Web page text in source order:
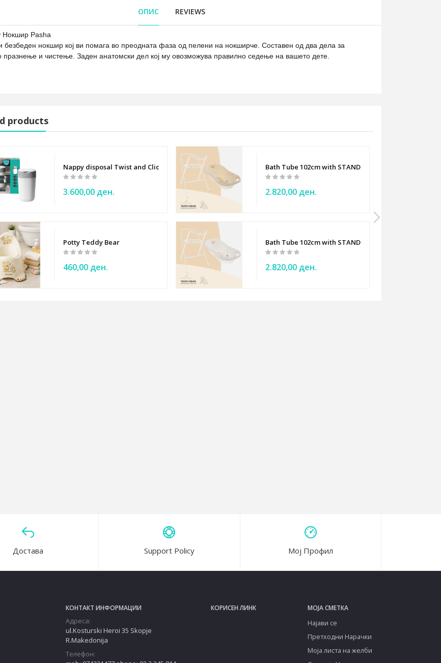
Natural Start Tommee Tippee
ОПИС REVIEWS
Нокшир Pasha
безбеден нокшир кој ви помага во преодната фаза од пелени на нокширче. Составен од два дела за
празнење и чистење. Заден анатомски дел кој му овозможува правилно седење на вашето дете.
products
little bunnies Nappy disposal Twist and Click TOMMEE TIPPEE 4
3.600,00 ден.
Potty Teddy Bear
460,00 ден.
Bath Tube 102cm with STAND - Tega Baby - beige
2.820,00 ден.
Bath Tube 102cm with STAND - Tega Baby - white
2.820,00 ден.
Достава Support Policy Мој Профил
КОНТАКТ ИНФОРМАЦИИ
Адреса:
ul.Kosturski Heroi 35 Skopje
R.Makedonija
Телефон:
КОРИСЕН ЛИНК МОЈА СМЕТКА
Најави се
Претходни Нарачки
Моја листа на желби